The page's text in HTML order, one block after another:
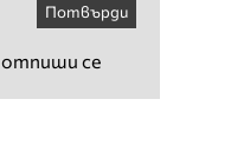
Потвърди
отпиши се